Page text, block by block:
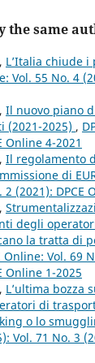
the same
L’Italia chiude
Vol. 55 No. 4
Il nuovo piano
2025) ,
Online 4-2021
Il regolamento
di
(2021): DPCE
degli
la tratta di
Online: Vol. 69
Online 1-2025
L’ultima bozza
di
o lo
Vol. 71 No. 3